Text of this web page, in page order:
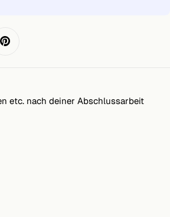
etc. nach deiner Abschlussarbeit